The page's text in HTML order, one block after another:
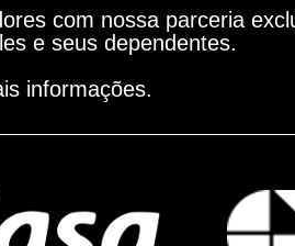
com nossa parceria
e seus dependentes.
informações.